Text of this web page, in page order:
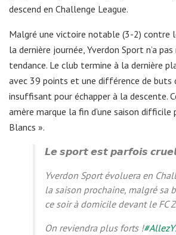
descend en Challenge League.
Malgré une victoire notable (3-2) contre
la dernière journée, Yverdon Sport n’a
tendance. Le club termine à la dernière
avec 39 points et une différence de buts
insuffisant pour échapper à la descente.
amère marque la fin d’une saison
Blancs ».
𝙇𝙚 𝙨𝙥𝙤𝙧𝙩 𝙚𝙨𝙩 𝙥𝙖𝙧𝙛𝙤𝙞𝙨
Yverdon Sport évoluera en
la saison prochaine, malgré sa
ce soir à domicile devant le FC
On reviendra plus forts !